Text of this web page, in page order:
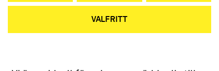
VALFRITT